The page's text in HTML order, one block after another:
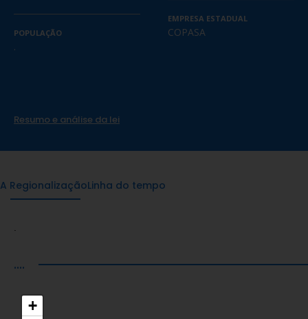
POPULAÇÃO
.
EMPRESA ESTADUAL
COPASA
Resumo e análise da lei
A RegionalizaçãoLinha do tempo
....
+